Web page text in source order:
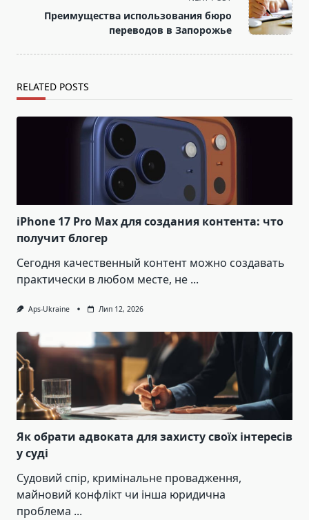
text">Page</span>
Преимущества использования бюро
переводов в Запорожье
RELATED POSTS
iPhone 17 Pro Max для создания контента: что
получит блогер
Сегодня качественный контент можно создавать
практически в любом месте, не ...
Aps-Ukraine Лип 12, 2026
Як обрати адвоката для захисту своїх інтересів
у суді
Судовий спір, кримінальне провадження,
майновий конфлікт чи інша юридична
проблема ...